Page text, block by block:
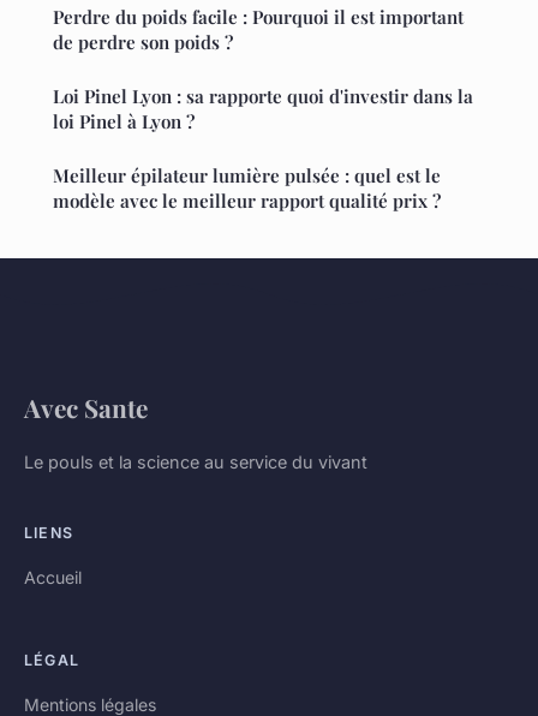
Perdre du poids facile : Pourquoi il est important
de perdre son poids ?
Loi Pinel Lyon : sa rapporte quoi d'investir dans la
loi Pinel à Lyon ?
Meilleur épilateur lumière pulsée : quel est le
modèle avec le meilleur rapport qualité prix ?
Avec Sante
Le pouls et la science au service du vivant
LIENS
Accueil
LÉGAL
Mentions légales